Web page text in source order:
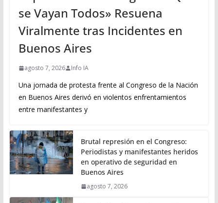
se Vayan Todos» Resuena
Viralmente tras Incidentes en
Buenos Aires
agosto 7, 2026 Info IA
Una jornada de protesta frente al Congreso de la Nación
en Buenos Aires derivó en violentos enfrentamientos
entre manifestantes y
Brutal represión en el Congreso:
Periodistas y manifestantes heridos
en operativo de seguridad en
Buenos Aires
agosto 7, 2026